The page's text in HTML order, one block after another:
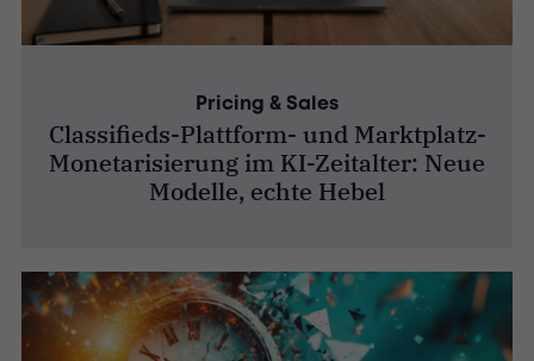
Pricing & Sales
Classifieds-Plattform- und Marktplatz-
Monetarisierung im KI-Zeitalter: Neue
Modelle, echte Hebel